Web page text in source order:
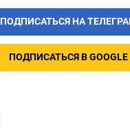
ПОДПИСАТЬСЯ НА
ПОДПИСАТЬСЯ В GOOGLE